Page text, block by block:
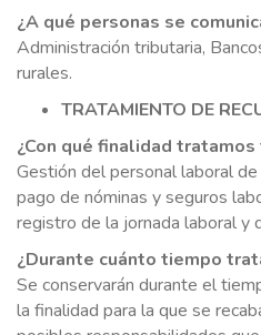
¿A qué personas se
Administración tributaria,
rurales.
TRATAMIENTO DE
¿Con qué finalidad
Gestión del personal laboral
pago de nóminas y seguros
registro de la jornada laboral y
¿Durante cuánto tiempo
Se conservarán durante el
la finalidad para la que se